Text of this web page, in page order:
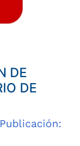
DE
DE